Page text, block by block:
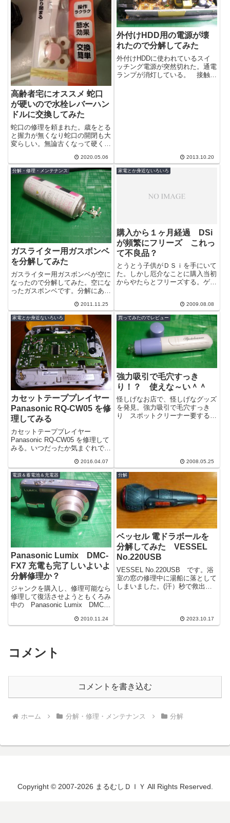
高齢者宅にオススメ 蛇口
が硬いので水栓レバーハン
ドルに交換してみた
蛇口の修理を頼まれた。歳をとる
と握力が無くなり蛇口の開閉も大
変らしい。無論古くなって硬くな
の際なのでレバーハンドルに交換
することに...
2020.05.06
外付けHDD用の電源が壊
れたので分解してみた
外付けHDDに使われているスイ
ッチング電源が突然切れた。通電
ランプが消灯している。 接触不
2013.10.20
分解・修理・メンテナンス
ガスライター用ガスボンベ
を分解してみた
ガスライター用ガスボンベが空に
なったので分解してみた。空にな
ったガスボンベです。分解にあた
るまでガスを抜いておきます。
（もち換気も...
2011.11.25
家電とか身近ないろいろ
購入から１ヶ月経過 DSi
が頻繁にフリーズ これっ
て不良品？
とうとう子供がＤＳｉを手にいて
た。しかし厄介なことに購入当初
からやたらとフリーズする。ゲー
2009.08.08
家電とか身近ないろいろ
カセットテーププレイヤー
Panasonic RQ-CW05 を修
理してみる
カセットテーププレイヤー
Panasonic RQ-CW05 を修理して
みる。いつだったか気まぐれで買
ー（カセットテープ）Pana...
2016.04.07
買ってみたのでレビュー
強力吸引で毛穴すっき
り！？ 使えな～い＾＾
怪しげなお店で、怪しげなグッズ
を発見。強力吸引で毛穴すっき
り スポットクリーナー要するに
2008.05.25
電源＆蓄電池＆充電器
Panasonic Lumix DMC-
FX7 充電も完了しいよいよ
分解修理か？
ジャンクを購入し、修理可能なら
修理して復活させようともくろみ
中の Panasonic Lumix DMC-
ダプタを急遽製作して何...2010.11.24
分解
ベッセル 電ドラボールを
分解してみた VESSEL
No.220USB
VESSEL No.220USB です。浴
室の窓の修理中に湯船に落として
しまいました。(汗）秒で救出し
2023.10.17
コメント
コメントを書き込む
ホーム 分解・修理・メンテナンス 分解
Copyright © 2007-2026 まるむしＤＩＹ All Rights Reserved.